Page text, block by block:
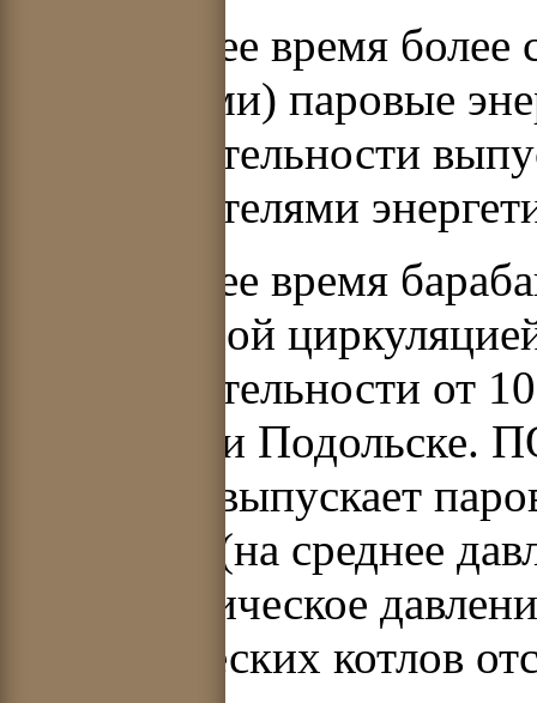
В настоящее время
описанными) паровые
производительности
производителями
В настоящее время
естественной
производительности от
Таганроге и Подольске.
Таганрог) выпускает
от 160 т/ч (на среднее
сверхкритическое
энергетических котлов